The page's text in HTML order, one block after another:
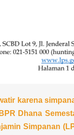
karena
Dhana
Simpanan